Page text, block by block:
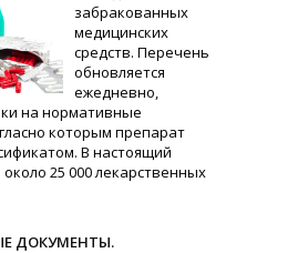
забракованных
медицинских
средств. Перечень
обновляется
ежедневно,
на нормативные
которым препарат
В настоящий
25 000 лекарственных
ДОКУМЕНТЫ.